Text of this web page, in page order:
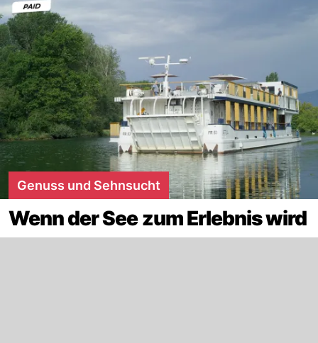
Genuss und Sehnsucht
Wenn der See zum Erlebnis wird